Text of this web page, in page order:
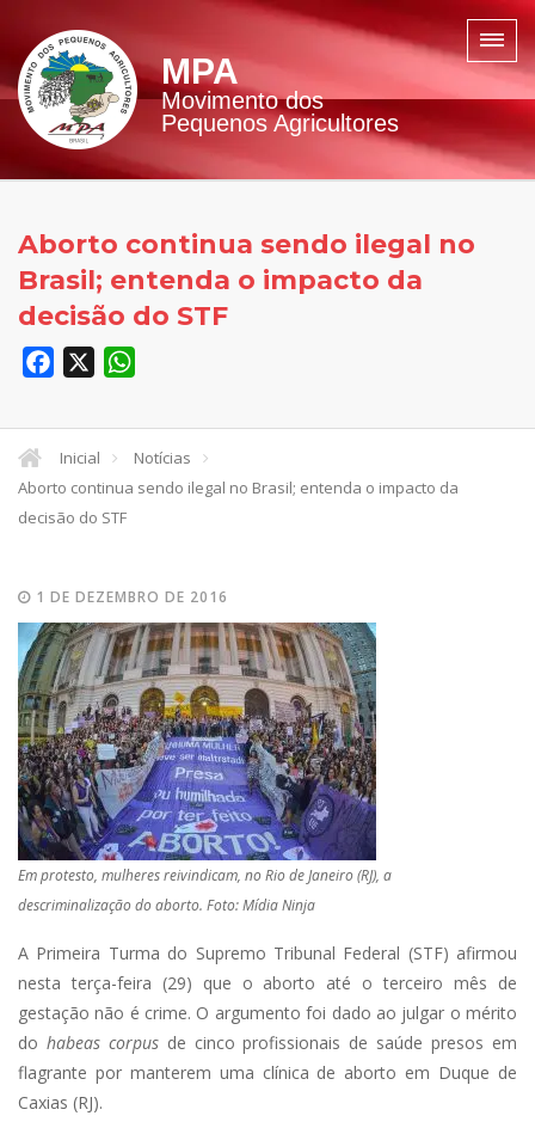
MPA
Movimento dos
Pequenos Agricultores
Aborto continua sendo ilegal no
Brasil; entenda o impacto da
decisão do STF
Facebook
Inicial
Notícias
Aborto continua sendo ilegal no Brasil; entenda o impacto da
decisão do STF
1 DE DEZEMBRO DE 2016
Em protesto, mulheres reivindicam, no Rio de Janeiro (RJ), a
descriminalização do aborto. Foto: Mídia Ninja
A Primeira Turma do Supremo Tribunal Federal (STF) afirmou
nesta terça-feira (29) que o aborto até o terceiro mês de
gestação não é crime. O argumento foi dado ao julgar o mérito
do habeas corpusde cinco profissionais de saúde presos em
flagrante por manterem uma clínica de aborto em Duque de
Caxias (RJ).